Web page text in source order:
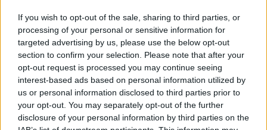
If you wish to opt-out of the sale, sharing to third parties, or
processing of your personal or sensitive information for
targeted advertising by us, please use the below opt-out
section to confirm your selection. Please note that after your
opt-out request is processed you may continue seeing
interest-based ads based on personal information utilized by
us or personal information disclosed to third parties prior to
your opt-out. You may separately opt-out of the further
disclosure of your personal information by third parties on the
(Palestinian Forum in Britain; PFB) az
Egyesült Királyságban; az ABSPP
Olaszországban; és az Egyesült Palesztin
Nemzeti Bizottság (VPNK) Németországban,
amelyek mindegyike kapcsolatban áll a
korábban említett prominens szereplőkkel,
vagy azok által jött létre.